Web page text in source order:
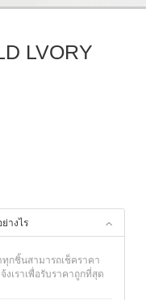
LVORY
างไร
กชิ้นสามารถเช็คราคา
เราเพื่อรับราคาถูกที่สุด